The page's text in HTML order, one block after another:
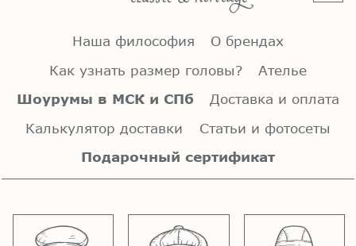
Наша философия
О брендах
Как узнать размер головы?
Ателье
Шоурумы в МСК и СПб
Доставка и оплата
Калькулятор доставки
Статьи и фотосеты
Подарочный сертификат